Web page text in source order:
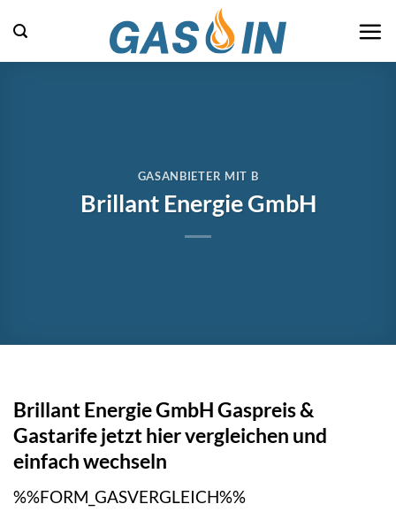
Inhalt
springen
GASANBIETER MIT B
Brillant Energie GmbH
Brillant Energie GmbH Gaspreis &
Gastarife jetzt hier vergleichen und
einfach wechseln
%%FORM_GASVERGLEICH%%